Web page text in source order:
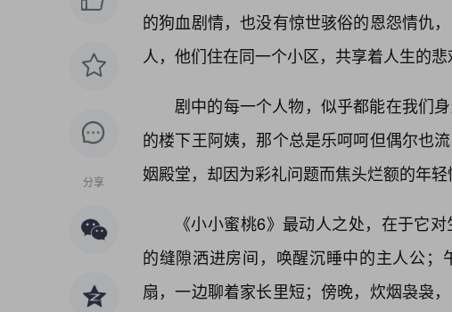
分享
的狗血剧情，也没有惊世骇俗的恩怨情仇
人，他们住在同一个小区，共享着人生的悲
剧中的每一个人物，似乎都能在我们
的楼下王阿姨，那个总是乐呵呵但偶尔也
姻殿堂，却因为彩礼问题而焦头烂额的年轻
《小小蜜桃6》最动人之处，在于它
的缝隙洒进房间，唤醒沉睡中的主人公
扇，一边聊着家长里短；傍晚，炊烟袅袅